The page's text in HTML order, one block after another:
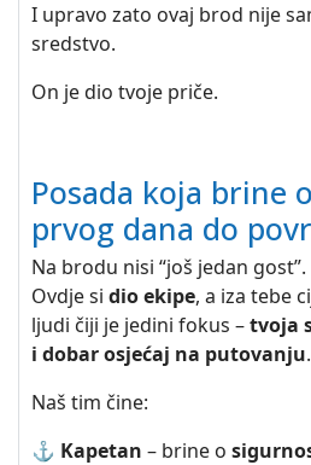
I upravo zato ovaj brod nije
sredstvo.
On je dio tvoje priče.
Posada koja brine
prvog dana do
Na brodu nisi “još jedan gost”.
Ovdje si dio ekipe, a iza tebe
ljudi čiji je jedini fokus –tvoja
i dobar osjećaj na putovanju.
Naš tim čine:
⚓ Kapetan – brine o